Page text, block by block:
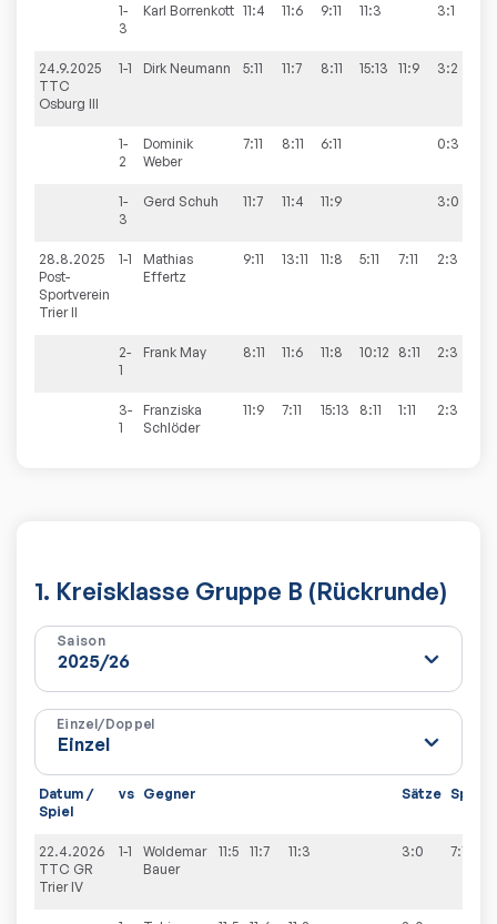
1-
3
Karl Borrenkott 11:4 11:6 9:11 11:3 3:1
24.9.2025
TTC
Osburg III
1-1 Dirk Neumann 5:11 11:7 8:11 15:13 11:9 3:2
1-
2
Dominik
Weber
7:11 8:11 6:11 0:3
1-
3
Gerd Schuh 11:7 11:4 11:9 3:0
28.8.2025
Post-
Sportverein
Trier II
1-1
Mathias
Effertz
9:11 13:11 11:8 5:11 7:11 2:3
2-
1
Frank May 8:11 11:6 11:8 10:12 8:11 2:3
3-
1
Franziska
Schlöder
11:9 7:11 15:13 8:11 1:11 2:3
1. Kreisklasse Gruppe B (Rückrunde)
Saison
Einzel/Doppel
Datum /
Spiel
vs Gegner Sätze Spiele
22.4.2026
TTC GR
Trier IV
1-1
Woldemar
Bauer
11:5 11:7 11:3 3:0 7:7